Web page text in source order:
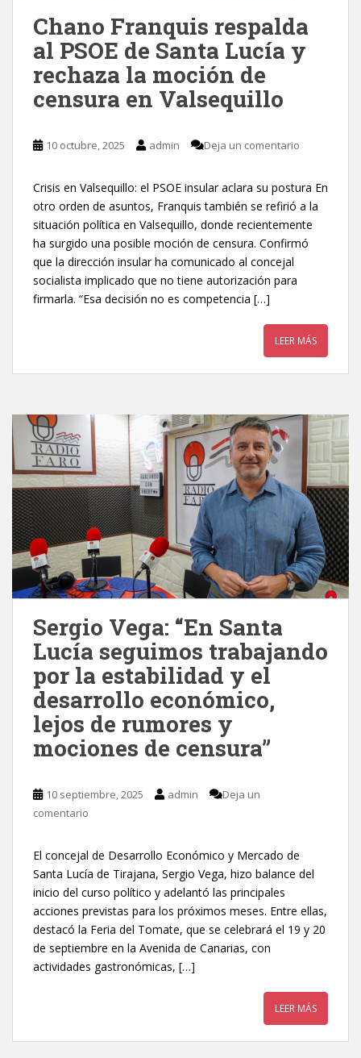
Chano Franquis respalda
al PSOE de Santa Lucía y
rechaza la moción de
censura en Valsequillo
10 octubre, 2025 admin Deja un comentario
Crisis en Valsequillo: el PSOE insular aclara su postura En
otro orden de asuntos, Franquis también se refirió a la
situación política en Valsequillo, donde recientemente
ha surgido una posible moción de censura. Confirmó
que la dirección insular ha comunicado al concejal
socialista implicado que no tiene autorización para
firmarla. “Esa decisión no es competencia […]
LEER MÁS
Sergio Vega: “En Santa
Lucía seguimos trabajando
por la estabilidad y el
desarrollo económico,
lejos de rumores y
mociones de censura”
10 septiembre, 2025 admin
Deja un
comentario
El concejal de Desarrollo Económico y Mercado de
Santa Lucía de Tirajana, Sergio Vega, hizo balance del
inicio del curso político y adelantó las principales
acciones previstas para los próximos meses. Entre ellas,
destacó la Feria del Tomate, que se celebrará el 19 y 20
de septiembre en la Avenida de Canarias, con
actividades gastronómicas, […]
LEER MÁS